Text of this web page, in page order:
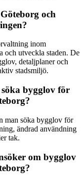
och
inom
och utveckla staden. De
detaljplaner och
stadsmiljö.
bygglov för
man söka bygglov för
ändrad användning
tak.
om bygglov